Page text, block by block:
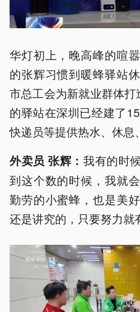
华灯初上，晚高峰的喧
的张辉习惯到暖蜂驿站
市总工会为新就业群体打
的驿站在深圳已经建了
快递员等提供热水、休息
外卖员 张辉： 我有的时
到这个数的时候，我就
勤劳的小蜜蜂，也是美
还是讲究的，只要努力就